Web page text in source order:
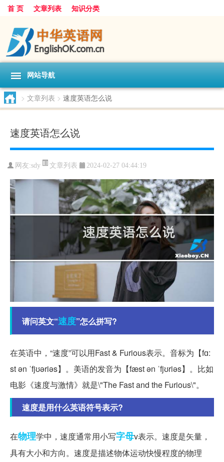
首 页 文章列表 知识分类
网站导航
> 文章列表 > 速度英语怎么说
速度英语怎么说
网友:sdy 文章列表 2024-02-27 04:44:19
请问英文“速度”怎么拼写?
在英语中，“速度”可以用Fast & Furious表示。音标为【fɑ:
st ən ˈfjʊəriəs】。美语的发音为【fæst ən ˈfjʊriəs】。比如
电影《速度与激情》就是\"The Fast and the Furious\"。
速度是用什么英语符号表示?
在物理学中，速度通常用小写字母v表示。速度是矢量，
具有大小和方向。速度是描述物体运动快慢程度的物理